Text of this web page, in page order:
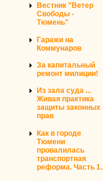
Вестник "Ветер
Свободы -
Тюмень"
Гаражи на
Коммунаров
За капитальный
ремонт милиции!
Из зала суда ...
Живая практика
защиты законных
прав
Как в городе
Тюмени
провалилась
транспортная
реформа. Часть 1.